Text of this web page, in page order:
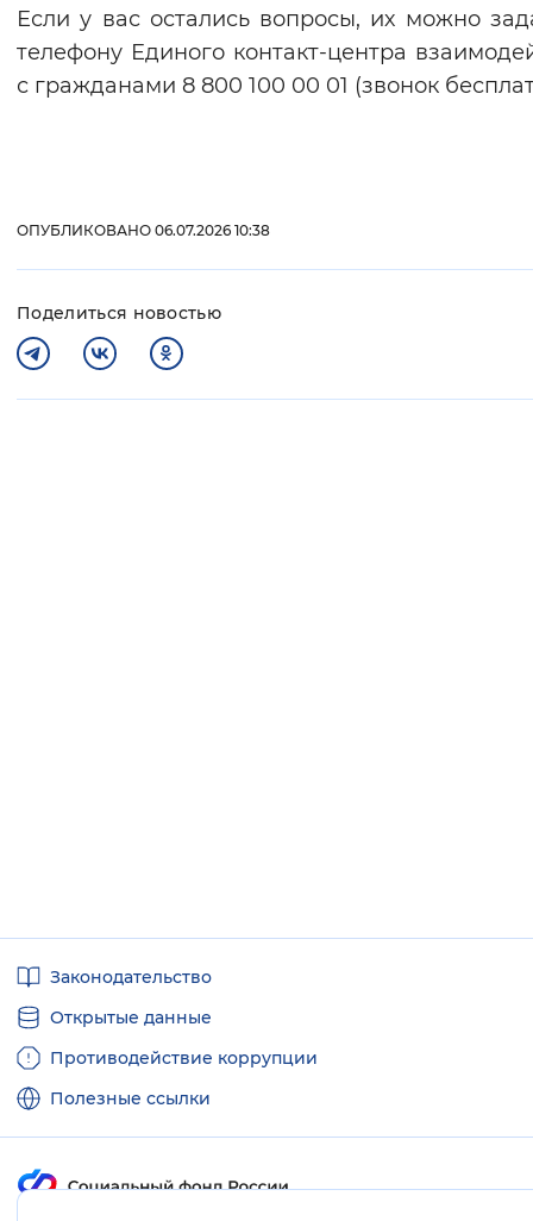
Если у вас остались вопросы, их можно
телефону Единого контакт-центра
с гражданами 8 800 100 00 01 (звонок
ОПУБЛИКОВАНО 06.07.2026 10:38
Поделиться новостью
ссылкиЗаконодательство
Открытые данные
Противодействие коррупции
Полезные ссылки